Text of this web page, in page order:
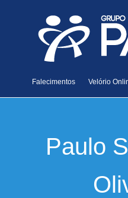
Falecimentos Velório
Paulo